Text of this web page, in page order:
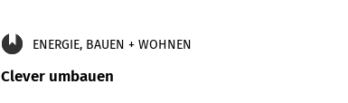
ENERGIE, BAUEN + WOHNEN
Clever umbauen